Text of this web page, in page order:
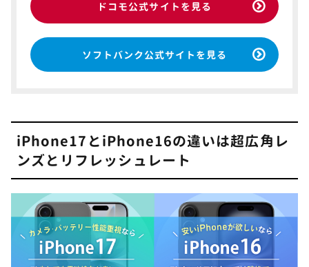
ドコモ公式サイトを見る
ソフトバンク公式サイトを見る
iPhone17とiPhone16の違いは超広角レ
ンズとリフレッシュレート